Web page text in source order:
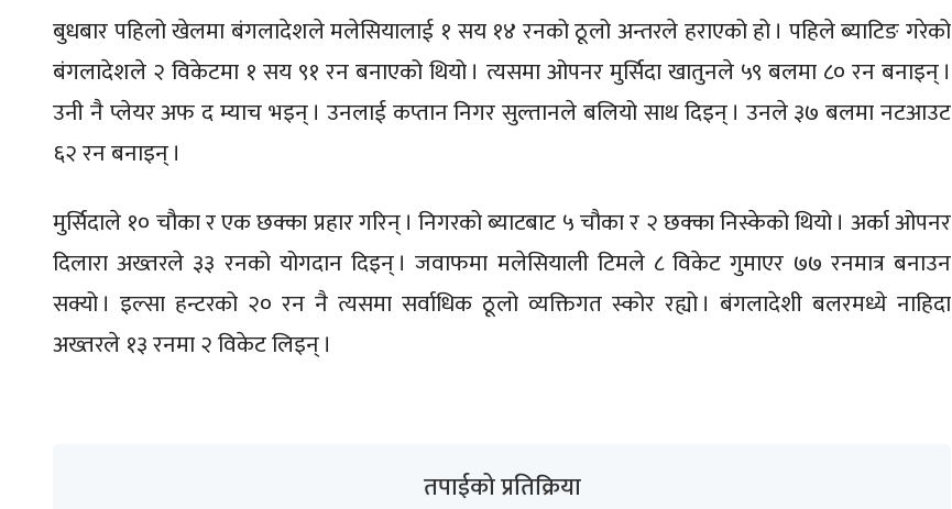
बुधबार पहिलो खेलमा बंगलादेशले मलेसियालाई १ सय १४ रनको ठूलो अन्तरले हराएको हो । पहिले ब्याटिङ गरेको
बंगलादेशले २ विकेटमा १ सय ९१ रन बनाएको थियो । त्यसमा ओपनर मुर्सिदा खातुनले ५९ बलमा ८० रन बनाइन् ।
उनी नै प्लेयर अफ द म्याच भइन् । उनलाई कप्तान निगर सुल्तानले बलियो साथ दिइन् । उनले ३७ बलमा नटआउट
६२ रन बनाइन् ।
मुर्सिदाले १० चौका र एक छक्का प्रहार गरिन् । निगरको ब्याटबाट ५ चौका र २ छक्का निस्केको थियो । अर्का ओपनर
दिलारा अख्तरले ३३ रनको योगदान दिइन् । जवाफमा मलेसियाली टिमले ८ विकेट गुमाएर ७७ रनमात्र बनाउन
सक्यो । इल्सा हन्टरको २० रन नै त्यसमा सर्वाधिक ठूलो व्यक्तिगत स्कोर रह्यो । बंगलादेशी बलरमध्ये नाहिदा
अख्तरले १३ रनमा २ विकेट लिइन् ।
तपाईको प्रतिक्रिया